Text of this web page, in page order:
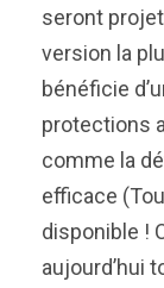
seront
version la
bénéficie
protections
comme la
efficace
disponible !
aujourd’hui